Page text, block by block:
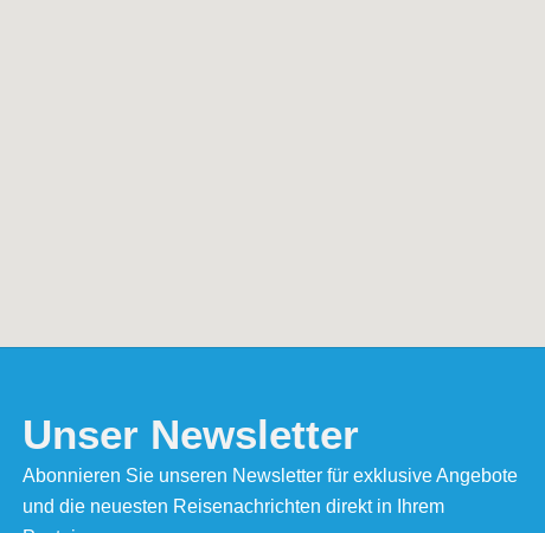
Unser Newsletter
Abonnieren Sie unseren Newsletter für exklusive Angebote
und die neuesten Reisenachrichten direkt in Ihrem